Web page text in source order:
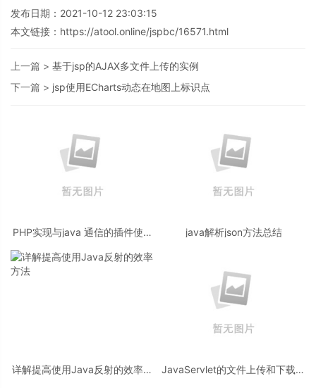
发布日期：2021-10-12 23:03:15
本文链接： https://atool.online/jspbc/16571.html
上一篇 > 基于jsp的AJAX多文件上传的实例
下一篇 > jsp使用ECharts动态在地图上标识点
PHP实现与java 通信的插件使用
java解析json方法总结
详解提高使用Java反射的效率方
JavaServlet的文件上传和下载实